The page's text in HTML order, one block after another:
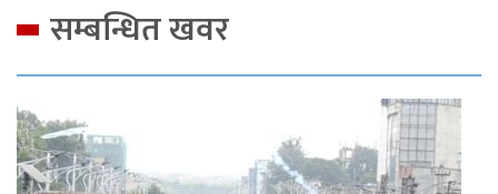
सम्बन्धित खवर